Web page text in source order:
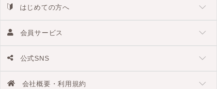
はじめての方へ
会員サービス
公式SNS
会社概要・利用規約